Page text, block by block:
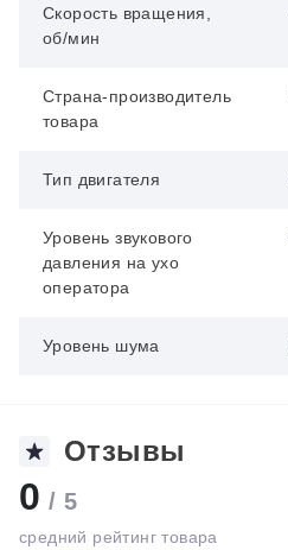
Скорость вращения,
об/мин
Страна-производитель
товара
Тип двигателя
Уровень звукового
давления на ухо
оператора
Уровень шума
Отзывы
0 / 5
средний рейтинг товара